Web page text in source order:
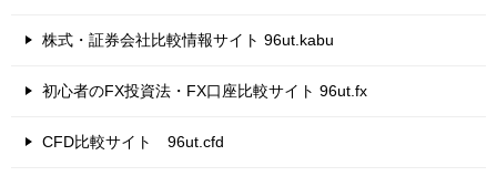
株式・証券会社比較情報サイト 96ut.kabu
初心者のFX投資法・FX口座比較サイト 96ut.fx
CFD比較サイト 96ut.cfd